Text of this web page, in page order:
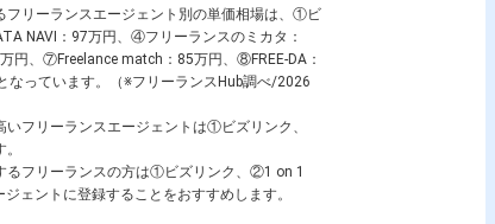
フリーランスエージェント別の単価相場は、①ビ
NAVI：97万円、④フリーランスのミカタ：
円、⑦Freelance match：85万円、⑧FREE-DA：
っています。（※フリーランスHub調べ/2026
フリーランスエージェントは①ビズリンク、
るフリーランスの方は①ビズリンク、②1 on 1
ェントに登録することをおすすめします。